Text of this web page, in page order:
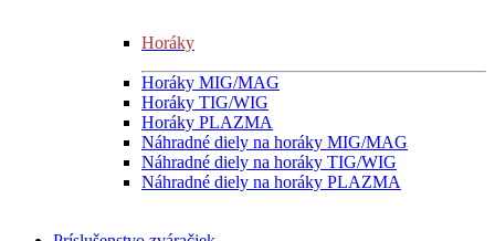
Horáky
Horáky MIG/MAG
Horáky TIG/WIG
Horáky PLAZMA
Náhradné diely na horáky MIG/MAG
Náhradné diely na horáky TIG/WIG
Náhradné diely na horáky PLAZMA